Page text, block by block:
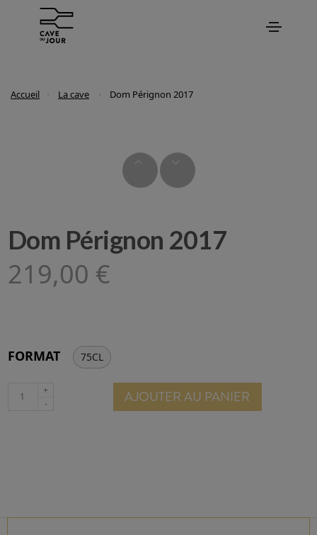
Accueil La cave Dom Pérignon 2017
Dom Pérignon 2017
219,00 €
FORMAT 75CL
AJOUTER AU PANIER